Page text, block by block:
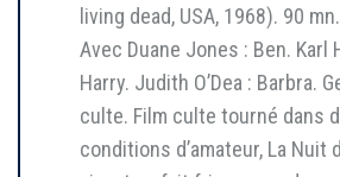
living dead, USA, 1968). 90
Avec Duane Jones : Ben. Karl
Harry. Judith O’Dea : Barbra.
culte. Film culte tourné dans
conditions d’amateur, La Nuit